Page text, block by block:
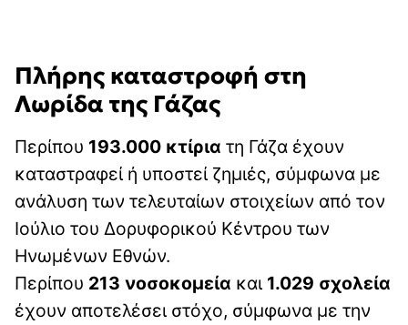
Πλήρης καταστροφή στη
Λωρίδα της Γάζας
Περίπου 193.000 κτίρια τη Γάζα έχουν
καταστραφεί ή υποστεί ζημιές, σύμφωνα με
ανάλυση των τελευταίων στοιχείων από τον
Ιούλιο του Δορυφορικού Κέντρου των
Ηνωμένων Εθνών.
Περίπου 213 νοσοκομεία και 1.029 σχολεία
έχουν αποτελέσει στόχο, σύμφωνα με την